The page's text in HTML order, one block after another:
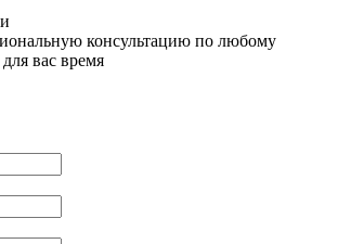
консультацию по любому
вас время